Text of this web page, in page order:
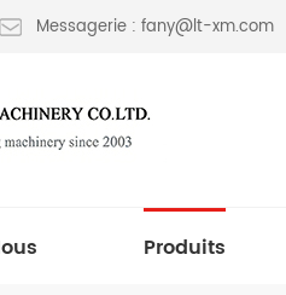
Messagerie : fany@lt-xm.com
Produits